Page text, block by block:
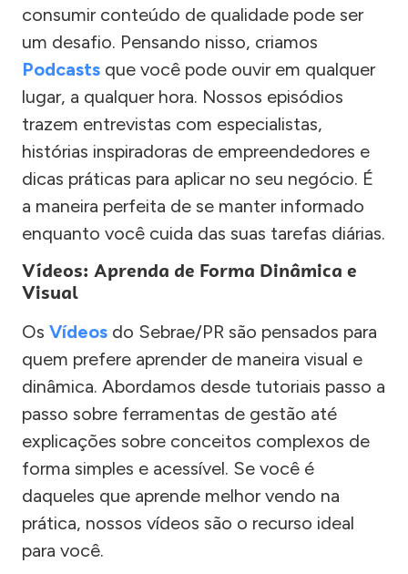
consumir conteúdo de qualidade pode ser
um desafio. Pensando nisso, criamos
Podcasts que você pode ouvir em qualquer
lugar, a qualquer hora. Nossos episódios
trazem entrevistas com especialistas,
histórias inspiradoras de empreendedores e
dicas práticas para aplicar no seu negócio. É
a maneira perfeita de se manter informado
enquanto você cuida das suas tarefas diárias.
Vídeos: Aprenda de Forma Dinâmica e
Visual
Os Vídeos do Sebrae/PR são pensados para
quem prefere aprender de maneira visual e
dinâmica. Abordamos desde tutoriais passo a
passo sobre ferramentas de gestão até
explicações sobre conceitos complexos de
forma simples e acessível. Se você é
daqueles que aprende melhor vendo na
prática, nossos vídeos são o recurso ideal
para você.